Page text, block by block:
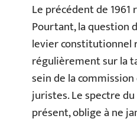
Le précédent de 1961
Pourtant, la question
levier constitutionnel
régulièrement sur la
sein de la
juristes. Le spectre
présent, oblige à ne